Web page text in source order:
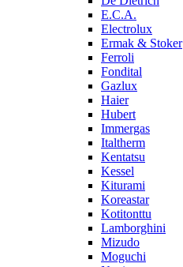
E.C.A.
Electrolux
Ermak & Stoker
Ferroli
Fondital
Gazlux
Haier
Hubert
Immergas
Italtherm
Kentatsu
Kessel
Kiturami
Koreastar
Kotitonttu
Lamborghini
Mizudo
Moguchi